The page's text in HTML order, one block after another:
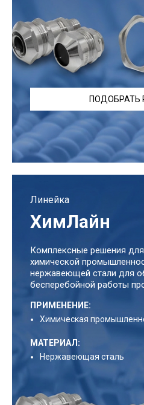
ПОДОБРАТЬ
Линейка
ХимЛайн
Комплексные решения
химической
нержавеющей стали для
бесперебойной работы
ПРИМЕНЕНИЕ:
Химическая
МАТЕРИАЛ:
Нержавеющая сталь